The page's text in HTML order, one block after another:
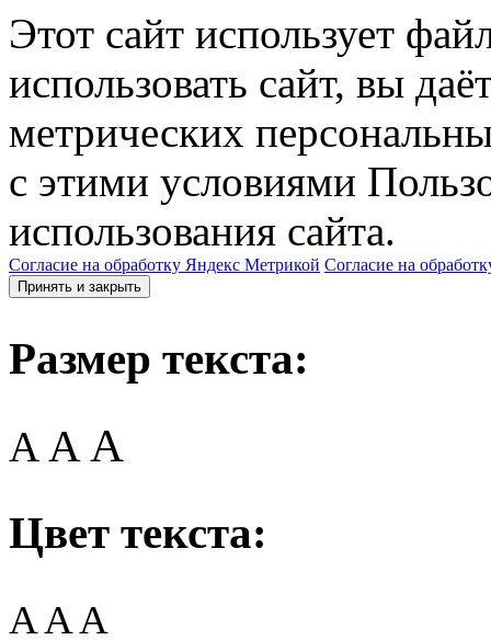
Этот сайт использует
использовать сайт, вы
метрических
с этими условиями
использования сайта.
Согласие на обработку Яндекс Метрикой Согласие на
Принять и закрыть
Размер текста:
A AA
Цвет текста:
AAA